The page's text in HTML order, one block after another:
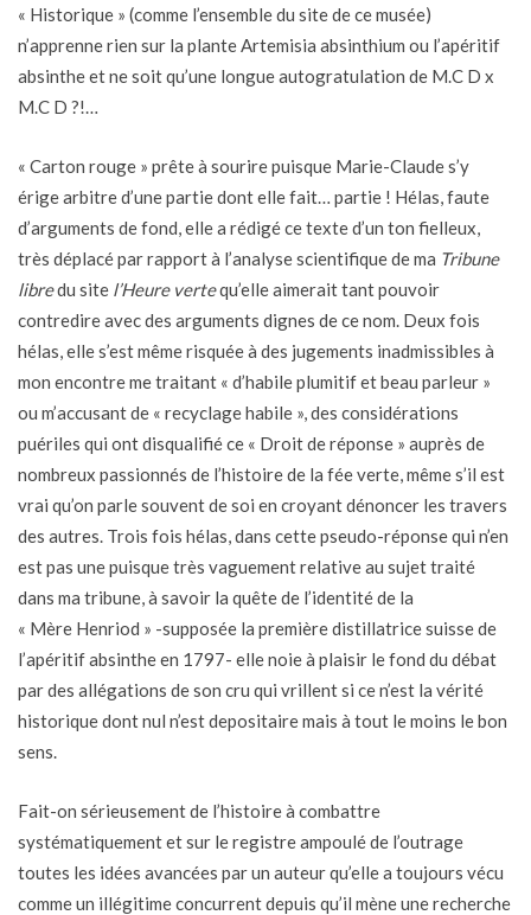
« Historique » (comme l’ensemble du site de ce musée)
n’apprenne rien sur la plante Artemisia absinthium ou l’apéritif
absinthe et ne soit qu’une longue autogratulation de M.C D x
M.C D ?!…
« Carton rouge » prête à sourire puisque Marie-Claude s’y
érige arbitre d’une partie dont elle fait… partie ! Hélas, faute
d’arguments de fond, elle a rédigé ce texte d’un ton fielleux,
très déplacé par rapport à l’analyse scientifique de ma Tribune
libredu site l’Heure vertequ’elle aimerait tant pouvoir
contredire avec des arguments dignes de ce nom. Deux fois
hélas, elle s’est même risquée à des jugements inadmissibles à
mon encontre me traitant « d’habile plumitif et beau parleur »
ou m’accusant de « recyclage habile », des considérations
puériles qui ont disqualifié ce « Droit de réponse » auprès de
nombreux passionnés de l’histoire de la fée verte, même s’il est
vrai qu’on parle souvent de soi en croyant dénoncer les travers
des autres. Trois fois hélas, dans cette pseudo-réponse qui n’en
est pas une puisque très vaguement relative au sujet traité
dans ma tribune, à savoir la quête de l’identité de la
« Mère Henriod » -supposée la première distillatrice suisse de
l’apéritif absinthe en 1797- elle noie à plaisir le fond du débat
par des allégations de son cru qui vrillent si ce n’est la vérité
historique dont nul n’est depositaire mais à tout le moins le bon
sens.
Fait-on sérieusement de l’histoire à combattre
systématiquement et sur le registre ampoulé de l’outrage
toutes les idées avancées par un auteur qu’elle a toujours vécu
comme un illégitime concurrent depuis qu’il mène une recherche